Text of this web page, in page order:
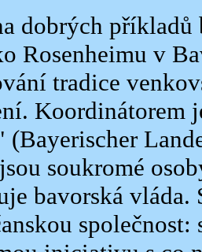
dobrých
Rosenheimu v
tradice
Koordinátorem
(Bayerischer
soukromé
bavorská vláda.